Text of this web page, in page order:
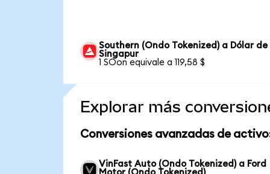
Southern (Ondo Tokenized) a Dólar de
Singapur
1 SOon equivale a 119,58 $
Explorar más
Conversiones avanzadas de
VinFast Auto (Ondo Tokenized) a Ford